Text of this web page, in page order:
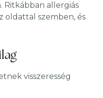
Ritkábban allergiás
oldattal szemben, és
visszeresség